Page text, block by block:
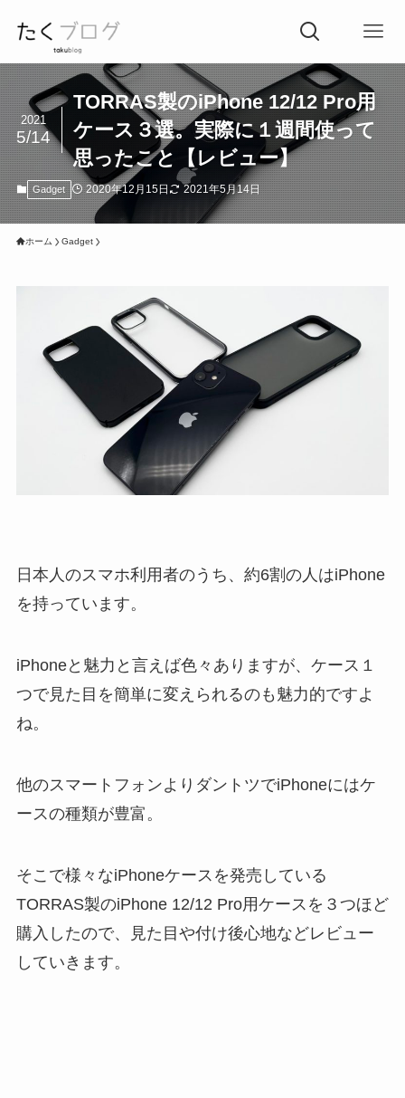
TORRAS製のiPhone 12/12 Pro用
ケース３選。実際に１週間使って
思ったこと【レビュー】
2021
5/14
Gadget 2020年12月15日 2021年5月14日
ホーム Gadget
日本人のスマホ利用者のうち、約6割の人はiPhone
を持っています。
iPhoneと魅力と言えば色々ありますが、ケース１
つで見た目を簡単に変えられるのも魅力的ですよ
ね。
他のスマートフォンよりダントツでiPhoneにはケ
ースの種類が豊富。
そこで様々なiPhoneケースを発売している
TORRAS製のiPhone 12/12 Pro用ケースを３つほど
購入したので、見た目や付け後心地などレビュー
していきます。